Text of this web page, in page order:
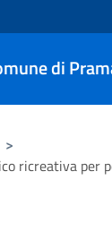
di
>
ricreativa per